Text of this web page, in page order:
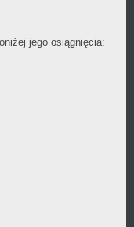
jego osiągnięcia: